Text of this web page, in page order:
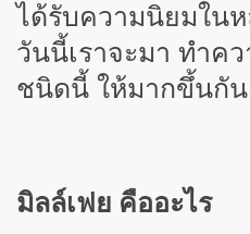
ได้รับความนิยมใน
วันนี้เราจะมา ทำค
ชนิดนี้ ให้มากขึ้นกัน
มิลล์เฟย คืออะไร